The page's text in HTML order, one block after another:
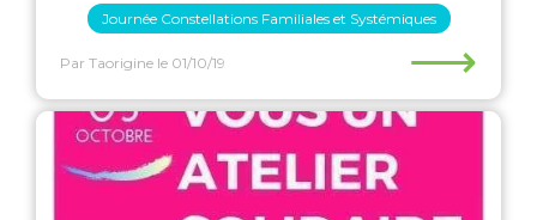
Journée Constellations Familiales et Systémiques
Par Taorigine le 01/10/19 ⟶